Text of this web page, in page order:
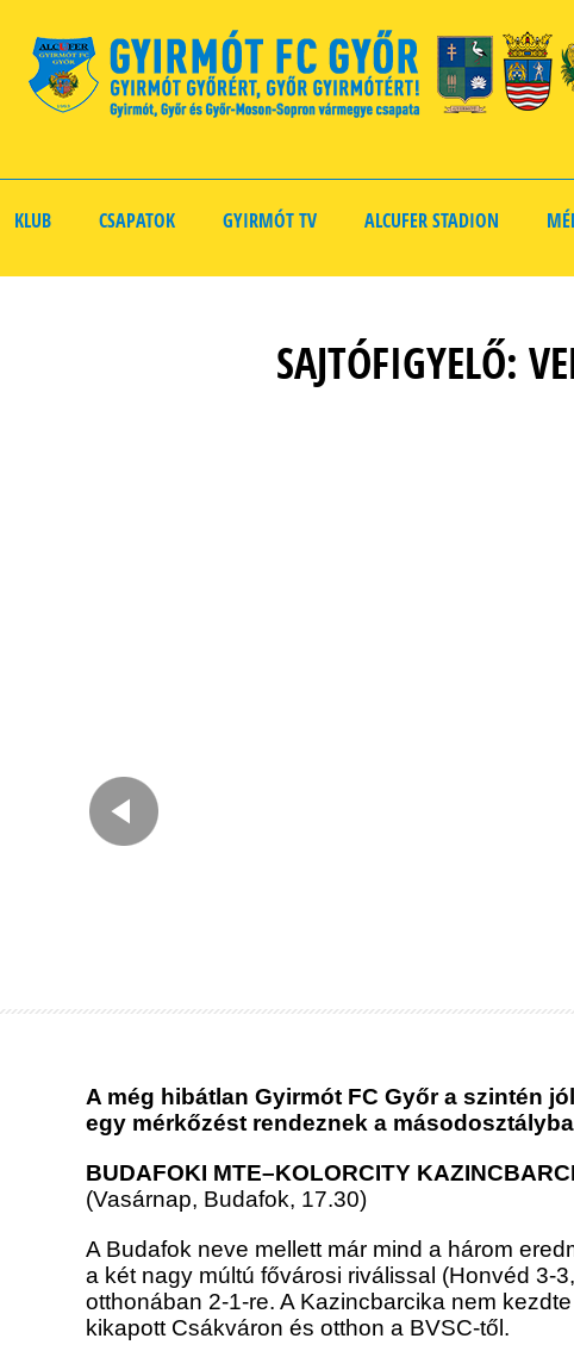
KLUB CSAPATOK GYIRMÓT TV ALCUFER STADION
SAJTÓFIGYELŐ:
A még hibátlan Gyirmót FC Győr a szintén
egy mérkőzést rendeznek a
BUDAFOKI MTE–KOLORCITY
(Vasárnap, Budafok, 17.30)
A Budafok neve mellett már mind a három
a két nagy múltú fővárosi riválissal (Honvéd 3-
otthonában 2-1-re. A Kazincbarcika nem
kikapott Csákváron és otthon a BVSC-től.